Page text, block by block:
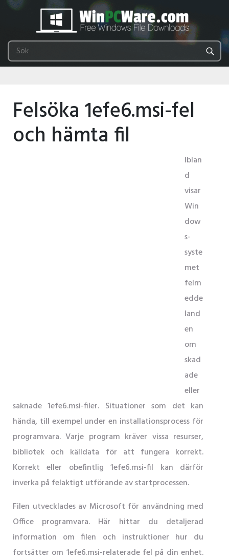
Felsöka 1efe6.msi-fel
och hämta fil
Iblan
d
visar
Win
dow
s-
syste
met
felm
edde
land
en
om
skad
ade
eller
saknade 1efe6.msi-filer. Situationer som det kan
hända, till exempel under en installationsprocess för
programvara. Varje program kräver vissa resurser,
bibliotek och källdata för att fungera korrekt.
Korrekt eller obefintlig 1efe6.msi-fil kan därför
inverka på felaktigt utförande av startprocessen.
Filen utvecklades av Microsoft för användning med
Office programvara. Här hittar du detaljerad
information om filen och instruktioner hur du
fortsätter om 1efe6.msi-relaterade fel på din enhet.